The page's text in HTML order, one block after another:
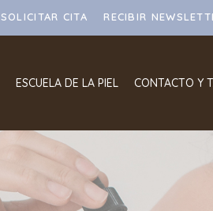
SOLICITAR CITA RECIBIR
ESCUELA DE LA PIEL CONTACTO Y